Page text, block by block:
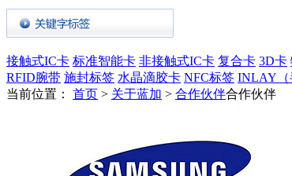
接触式IC卡 标准智能卡 非接触式IC卡 复合卡 3D卡
RFID腕带 施封标签 水晶滴胶卡 NFC标签 INLAY（
当前位置： 首页 > 关于蓝加 > 合作伙伴合作伙伴